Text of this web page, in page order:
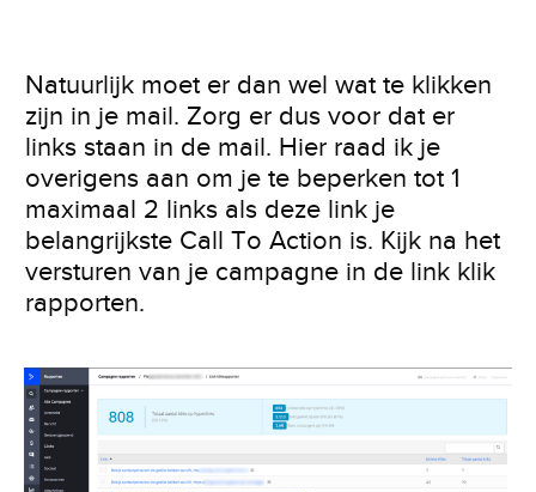
Natuurlijk moet er dan wel wat te klikken
zijn in je mail. Zorg er dus voor dat er
links staan in de mail. Hier raad ik je
overigens aan om je te beperken tot 1
maximaal 2 links als deze link je
belangrijkste Call To Action is. Kijk na het
versturen van je campagne in de link klik
rapporten.